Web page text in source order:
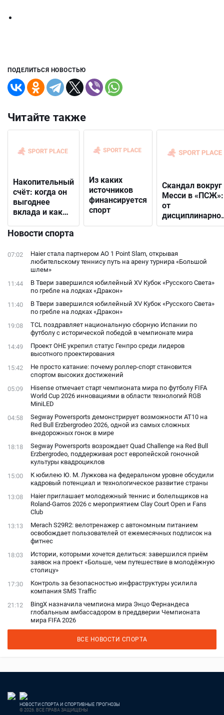
ПОДЕЛИТЬСЯ НОВОСТЬЮ
Читайте также
Накопительный
счёт: когда он
выгоднее
вклада и как
подходящий
Из каких
источников
финансируется
спорт
Скандал вокруг
Месси в «ПСЖ»:
от
решения до
фанатами
Новости спорта
07:02
Haier стала партнером AO 1 Point Slam, открывая
любительскому теннису путь на арену турнира «Большой
шлем»
11:44
В Твери завершился юбилейный XV Кубок «Русского Света»
по гребле на лодках «Дракон»
11:40
В Твери завершился юбилейный XV Кубок «Русского Света»
по гребле на лодках «Дракон»
19:08
TCL поздравляет национальную сборную Испании по
футболу с исторической победой в чемпионате мира
14:49
Проект ОНЕ укрепил статус Генпро среди лидеров
высотного проектирования
15:42
Не просто катание: почему роллер-спорт становится
спортом высоких достижений
05:09
Hisense отмечает старт чемпионата мира по футболу FIFA
World Cup 2026 инновациями в области технологий RGB
MiniLED
04:58
Segway Powersports демонстрирует возможности AT10 на
Red Bull Erzbergrodeo 2026, одной из самых сложных
внедорожных гонок в мире
18:18
Segway Powersports возрождает Quad Challenge на Red Bull
Erzbergrodeo, поддерживая рост европейской гоночной
культуры квадроциклов
15:00
К юбилею Ю. М. Лужкова на федеральном уровне обсудили
кадровый потенциал и технологическое развитие страны
13:08
Haier приглашает молодежный теннис и болельщиков на
Roland-Garros 2026 с мероприятием Clay Court Open и Fans
Club
13:13
Merach S29R2: велотренажер с автономным питанием
освобождает пользователей от ежемесячных подписок на
фитнес
18:03
Истории, которыми хочется делиться: завершился приём
заявок на проект «Больше, чем путешествие в молодёжную
столицу»
17:30
Контроль за безопасностью инфраструктуры усилила
компания SMS Traffic
21:12
BingX назначила чемпиона мира Энцо Фернандеса
глобальным амбассадором в преддверии Чемпионата
мира FIFA 2026
ВСЕ НОВОСТИ СПОРТА
НОВОСТИ СПОРТА И СПОРТИВНЫЕ ПРОГНОЗЫ
© 2026. ВСЕ ПРАВА ЗАЩИЩЕНЫ